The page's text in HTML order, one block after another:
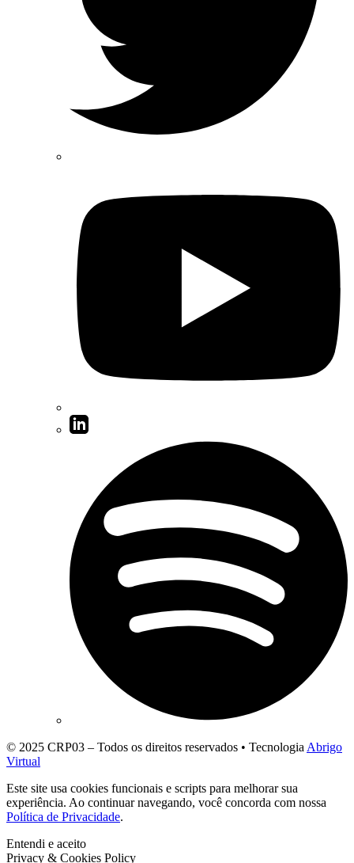
© 2025 CRP03 – Todos os direitos reservados • Tecnologia Abrigo
Virtual
Este site usa cookies funcionais e scripts para melhorar sua
experiência. Ao continuar navegando, você concorda com nossa
Política de Privacidade.
Entendi e aceito
Privacy & Cookies Policy